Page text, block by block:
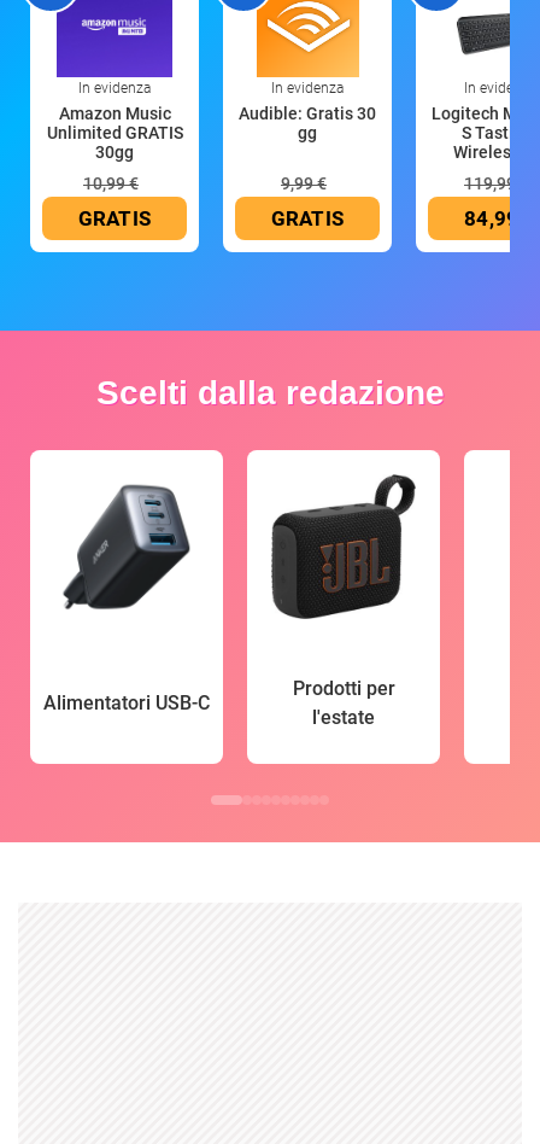
In evidenza
Amazon Music
Unlimited GRATIS
30gg
10,99 €
GRATIS
In evidenza
Audible: Gratis 30
gg
9,99 €
GRATIS
In evidenza
Logitech MX
S Tastiera
Wireless
119,99 €
84,99 €
Scelti dalla redazione
Alimentatori USB-C
Prodotti per
l'estate